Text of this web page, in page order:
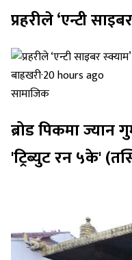
प्रहरीले ‘एन्टी
बाह्रखरी·20 hours ago
सामाजिक
ब्रोड पिकमा
'ट्रिब्युट रन ५के'